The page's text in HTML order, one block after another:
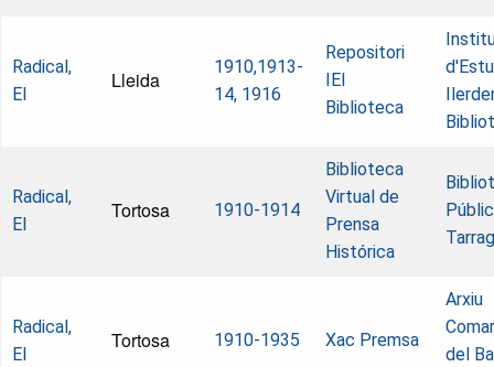
Radical,
El
Lleida
1910,1913-
14, 1916
Repositori
IEI
Biblioteca
Radical,
El
Tortosa 1910-1914
Biblioteca
Virtual de
Prensa
Histórica
Radical,
El
Tortosa 1910-1935 Xac Premsa
Arxiu
del